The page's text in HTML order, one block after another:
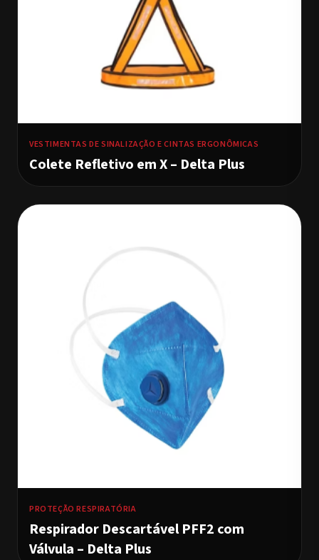
VESTIMENTAS DE SINALIZAÇÃO E CINTAS ERGONÔMICAS
Colete Refletivo em X – Delta Plus
PROTEÇÃO RESPIRATÓRIA
Respirador Descartável PFF2 com
Válvula – Delta Plus